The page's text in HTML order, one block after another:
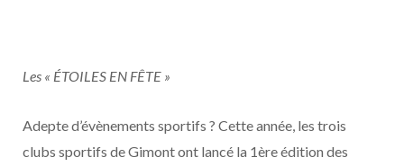
Les « ÉTOILES EN FÊTE »
Adepte d’évènements sportifs ? Cette année, les trois
clubs sportifs de Gimont ont lancé la 1ère édition des